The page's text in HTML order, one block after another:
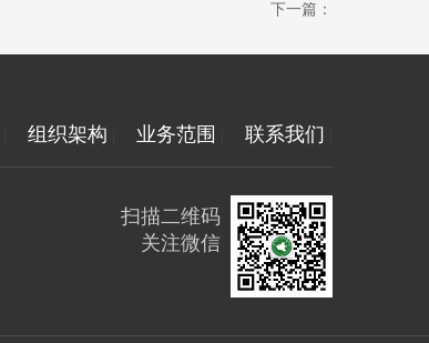
下一篇：
组织架构 业务范围 联系我们
扫描二维码
关注微信